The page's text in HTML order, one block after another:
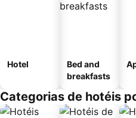
Hotel
Bed and
breakfasts
Categorias de hotéis